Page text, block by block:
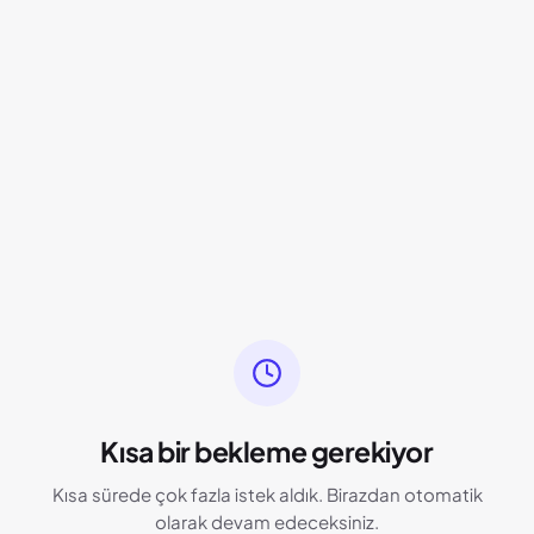
Kısa bir bekleme gerekiyor
Kısa sürede çok fazla istek aldık. Birazdan otomatik
olarak devam edeceksiniz.